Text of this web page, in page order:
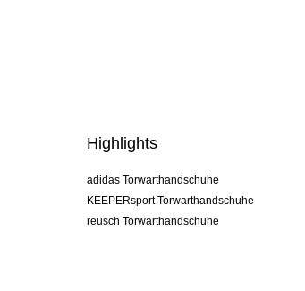
Highlights
adidas Torwarthandschuhe
KEEPERsport Torwarthandschuhe
reusch Torwarthandschuhe